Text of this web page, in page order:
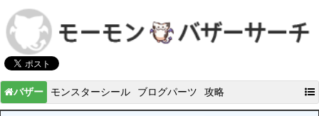
バザー モンスターシール ブログパーツ 攻略